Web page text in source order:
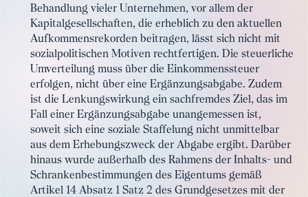
Behandlung vieler Unternehmen, vor allem der
Kapitalgesellschaften, die erheblich zu den aktuellen
Aufkommensrekorden beitragen, lässt sich nicht mit
sozialpolitischen Motiven rechtfertigen. Die steuerliche
Umverteilung muss über die Einkommenssteuer
erfolgen, nicht über eine Ergänzungsabgabe. Zudem
ist die Lenkungswirkung ein sachfremdes Ziel, das im
Fall einer Ergänzungsabgabe unangemessen ist,
soweit sich eine soziale Staffelung nicht unmittelbar
aus dem Erhebungszweck der Abgabe ergibt. Darüber
hinaus wurde außerhalb des Rahmens der Inhalts- und
Schrankenbestimmungen des Eigentums gemäß
Artikel 14 Absatz 1 Satz 2 des Grundgesetzes mit der